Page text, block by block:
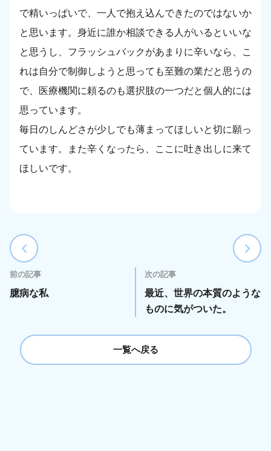
で精いっぱいで、一人で抱え込んできたのではないか
と思います。身近に誰か相談できる人がいるといいな
と思うし、フラッシュバックがあまりに辛いなら、こ
れは自分で制御しようと思っても至難の業だと思うの
で、医療機関に頼るのも選択肢の一つだと個人的には
思っています。
毎日のしんどさが少しでも薄まってほしいと切に願っ
ています。また辛くなったら、ここに吐き出しに来て
ほしいです。
前の記事
臆病な私
次の記事
最近、世界の本質のような
ものに気がついた。
一覧へ戻る